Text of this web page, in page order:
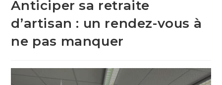
Anticiper sa retraite
d’artisan : un rendez-vous à
ne pas manquer